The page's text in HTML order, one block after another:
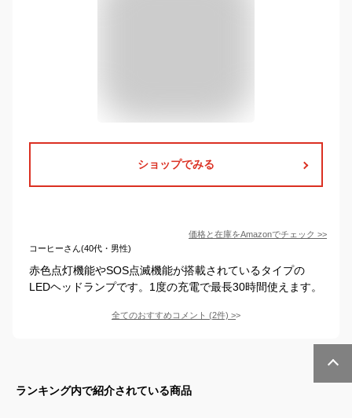
ショップでみる
価格と在庫をAmazonでチェック >>
コーヒーさん(40代・男性)
赤色点灯機能やSOS点滅機能が搭載されているタイプの
LEDヘッドランプです。1度の充電で最長30時間使えます。
全てのおすすめコメント (2件) >
ランキング内で紹介されている商品